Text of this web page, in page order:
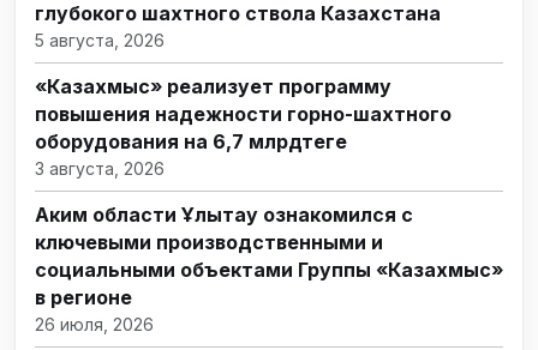
глубокого шахтного ствола Казахстана
5 августа, 2026
«Казахмыс» реализует программу
повышения надежности горно-шахтного
оборудования на 6,7 млрдтеңге
3 августа, 2026
Аким области Ұлытау ознакомился с
ключевыми производственными и
социальными объектами Группы «Казахмыс»
в регионе
26 июля, 2026